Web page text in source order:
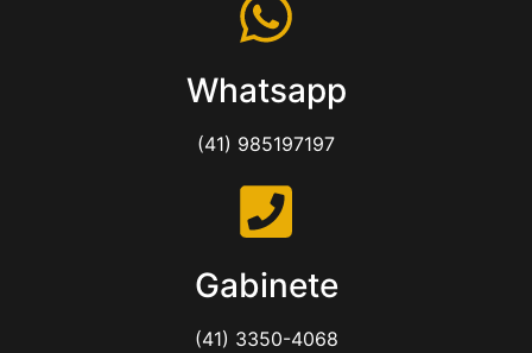
Whatsapp
(41) 985197197
Gabinete
(41) 3350-4068